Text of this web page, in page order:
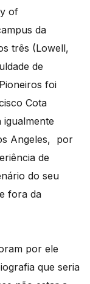
of
da
três (Lowell,
de
foi
Cota
Angeles, por
de
do seu
fora da
por ele
que seria